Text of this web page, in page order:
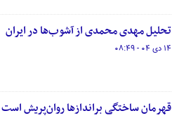
تحلیل مهدی محمدی از آشوب‌ها در ایران
۱۴ دی ۰۴ - ۰۸:۴۹
قهرمان ساختگی براندازها روان‌پریش است